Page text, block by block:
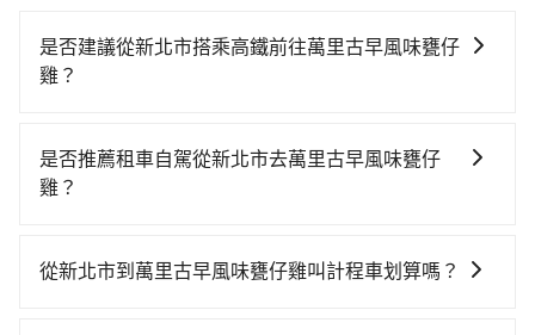
是否建議從新北市搭乘高鐵前往萬里古早風味甕仔
雞？
較貴、費時！從最早06:26一直到23:00，台北-台中一天
最多有102班次高鐵可搭乘。假設從新北市平溪區前往最
台排隊的時間約25分鐘，再乘坐47~66分鐘（平均57
是否推薦租車自駕從新北市去萬里古早風味甕仔
雞？
時不需要閉目養神（因為要自己開車），最重要的是你
從新北市到萬里古早風味甕仔雞叫計程車划算嗎？